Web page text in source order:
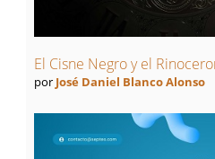
El Cisne Negro y el
por José Daniel Blanco Alonso